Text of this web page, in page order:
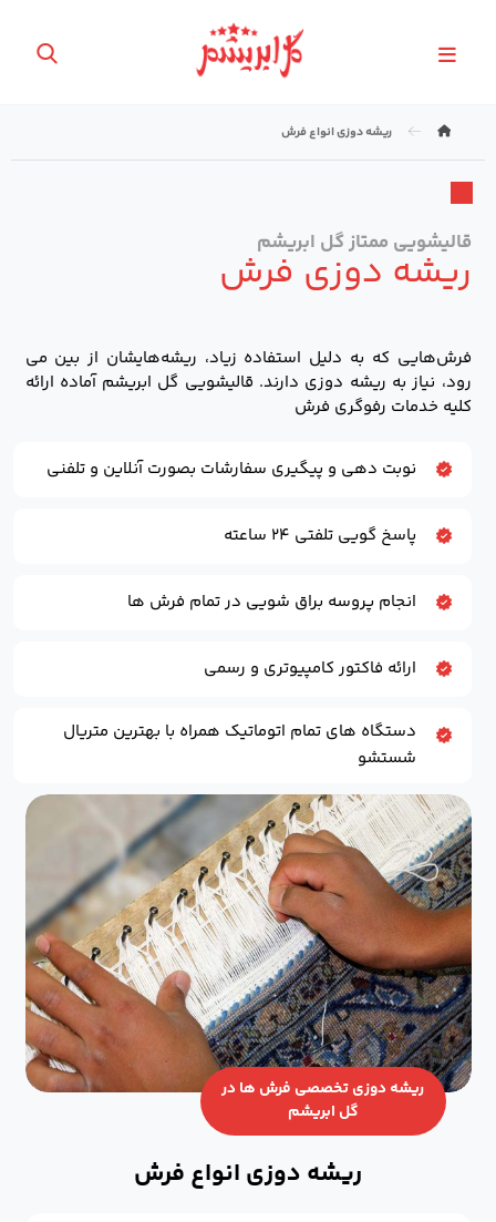
ریشه دوزی انواع فرش
قالیشویی ممتاز گل ابریشم
ریشه دوزی فرش
فرش‌هایی که به دلیل استفاده زیاد، ریشه‌هایشان از بین می
رود، نیاز به ریشه دوزی دارند. قالیشویی گل ابریشم آماده ارائه
کلیه خدمات رفوگری فرش
نوبت دهی و پیگیری سفارشات بصورت آنلاین و تلفنی
پاسخ گویی تلفتی ۲۴ ساعته
انجام پروسه براق شویی در تمام فرش ها
ارائه فاکتور کامپیوتری و رسمی
دستگاه های تمام اتوماتیک همراه با بهترین متریال
شستشو
ریشه دوزی تخصصی فرش ها در
گل ابریشم
ریشه دوزی انواع فرش